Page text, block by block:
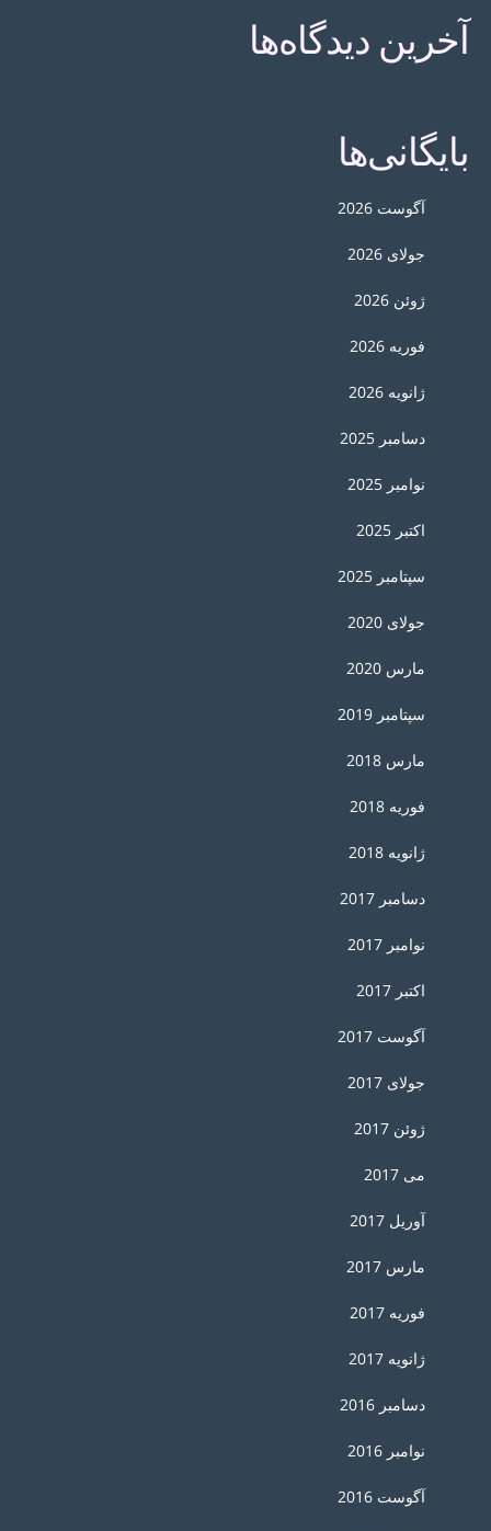
آخرین دیدگاه‌ها
بایگانی‌ها
آگوست 2026
جولای 2026
ژوئن 2026
فوریه 2026
ژانویه 2026
دسامبر 2025
نوامبر 2025
اکتبر 2025
سپتامبر 2025
جولای 2020
مارس 2020
سپتامبر 2019
مارس 2018
فوریه 2018
ژانویه 2018
دسامبر 2017
نوامبر 2017
اکتبر 2017
آگوست 2017
جولای 2017
ژوئن 2017
می 2017
آوریل 2017
مارس 2017
فوریه 2017
ژانویه 2017
دسامبر 2016
نوامبر 2016
آگوست 2016